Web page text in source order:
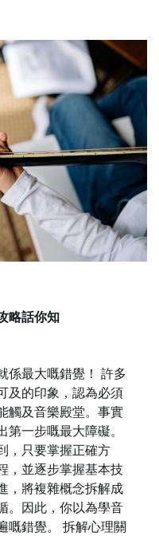
略話你知
係最大嘅錯覺！ 許多
及的印象，認為必須
觸及音樂殿堂。事實
一步嘅最大障礙。
，只要掌握正確方
，並逐步掌握基本技
，將複雜概念拆解成
。因此，你以為學音
嘅錯覺。 拆解心理關